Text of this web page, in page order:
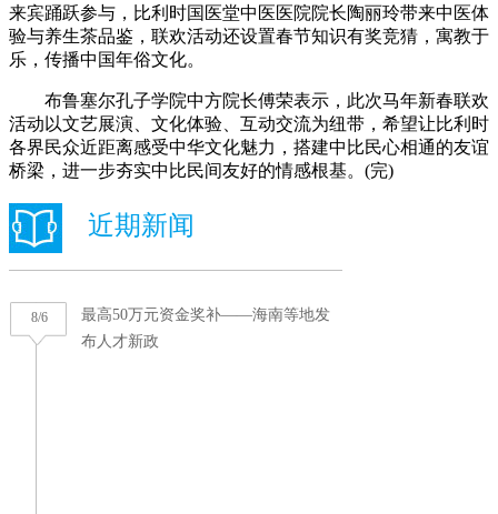
来宾踊跃参与，比利时国医堂中医医院院长陶丽玲带来中医体
验与养生茶品鉴，联欢活动还设置春节知识有奖竞猜，寓教于
乐，传播中国年俗文化。
布鲁塞尔孔子学院中方院长傅荣表示，此次马年新春联欢
活动以文艺展演、文化体验、互动交流为纽带，希望让比利时
各界民众近距离感受中华文化魅力，搭建中比民心相通的友谊
桥梁，进一步夯实中比民间友好的情感根基。(完)